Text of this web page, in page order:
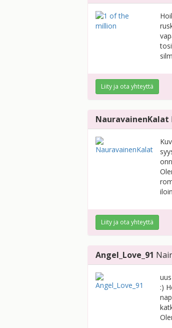
Liity ja ota yhteyttä
NauravainenKalat
Liity ja ota yhteyttä
Angel_Love_91
:)